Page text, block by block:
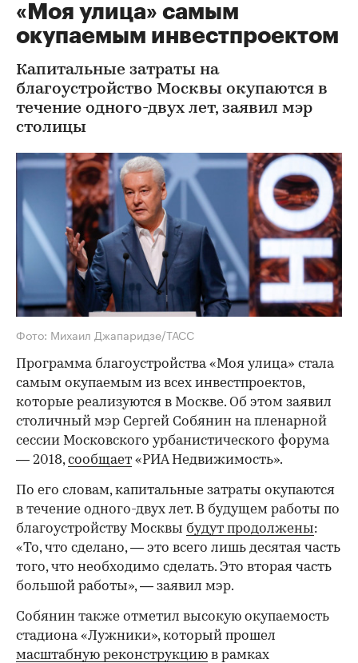
«Моя улица» самым
окупаемым инвестпроектом
Капитальные затраты на
благоустройство Москвы окупаются в
течение одного-двух лет, заявил мэр
столицы
Фото: Михаил Джапаридзе/ТАСС
Программа благоустройства «Моя улица» стала
самым окупаемым из всех инвестпроектов,
которые реализуются в Москве. Об этом заявил
столичный мэр Сергей Собянин на пленарной
сессии Московского урбанистического форума
— 2018,сообщает «РИА Недвижимость».
По его словам, капитальные затраты окупаются
в течение одного-двух лет. В будущем работы по
благоустройству Москвы будут продолжены:
«То, что сделано, — это всего лишь десятая часть
того, что необходимо сделать. Это вторая часть
большой работы», — заявил мэр.
Собянин также отметил высокую окупаемость
стадиона «Лужники», который прошел
масштабную реконструкцию в рамках